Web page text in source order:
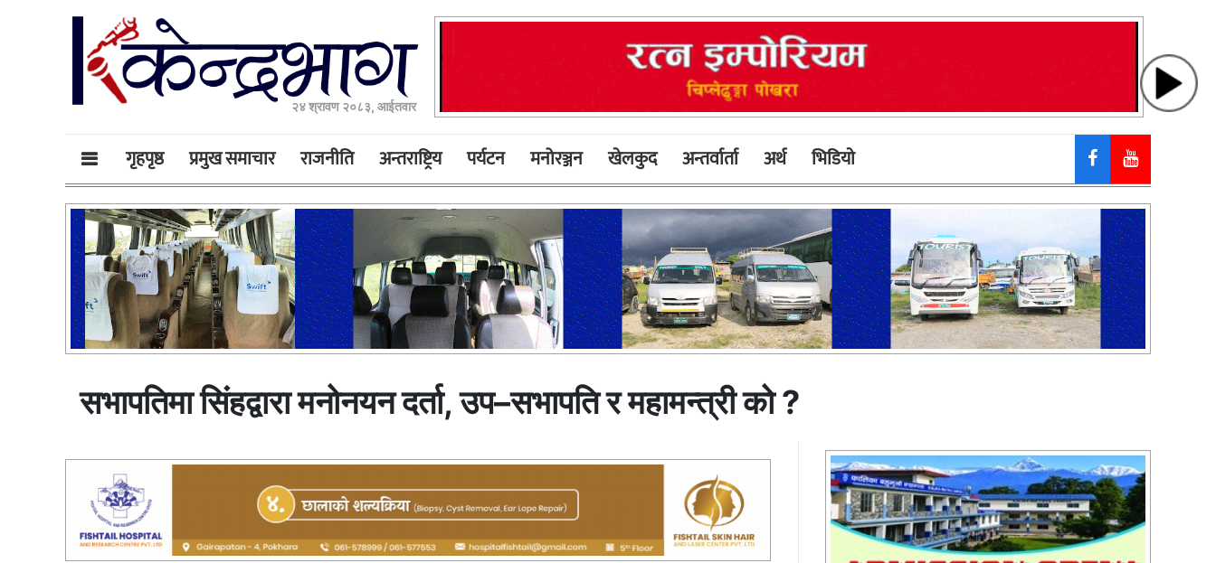
२४ श्रावण २०८३, आईतवार
गृहपृष्ठ प्रमुख समाचार राजनीति अन्तराष्ट्रिय पर्यटन मनोरञ्जन खेलकुद अन्तर्वार्ता अर्थ भिडियाे
सभापतिमा सिंहद्वारा मनोनयन दर्ता, उप–सभापति र महामन्त्री को ?